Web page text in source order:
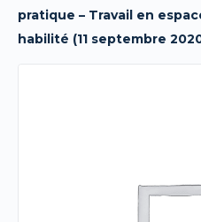
pratique – Travail en
habilité (11 septembre